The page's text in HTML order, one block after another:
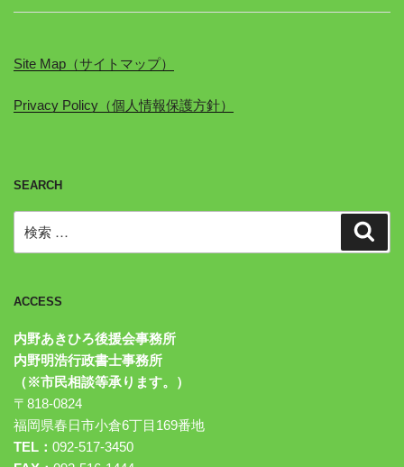
Site Map（サイトマップ）
Privacy Policy（個人情報保護方針）
SEARCH
索:
ACCESS
内野あきひろ後援会事務所
内野明浩行政書士事務所
（※市民相談等承ります。）
〒818-0824
福岡県春日市小倉6丁目169番地
TEL： 092-517-3450